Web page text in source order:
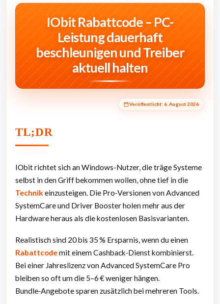
IObit Rabattcode – PC-
Leistung dauerhaft
beschleunigen und Treiber
aktuell halten
Veröffentlicht: 6. August 2026
TL;DR
IObit richtet sich an Windows-Nutzer, die träge Systeme
selbst in den Griff bekommen wollen, ohne tief in die
Technik einzusteigen. Die Pro‑Versionen von Advanced
SystemCare und Driver Booster holen mehr aus der
Hardware heraus als die kostenlosen Basisvarianten.
Realistisch sind 20 bis 35 % Ersparnis, wenn du einen
Rabattcodemit einem Cashback‑Dienst kombinierst.
Bei einer Jahreslizenz von Advanced SystemCare Pro
bleiben so oft um die 5–6 € weniger hängen.
Bundle‑Angebote sparen zusätzlich bei mehreren Tools.